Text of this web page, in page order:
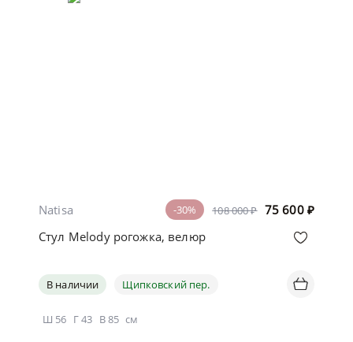
108 000 ₽ 75 600 ₽
-30%
Natisa
Стул Melody рогожка, велюр
В наличии Щипковский пер.
Ш 56 Г43 В85 см